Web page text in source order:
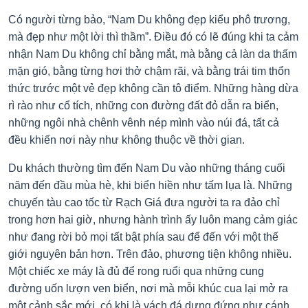
Có người từng bảo, “Nam Du không đẹp kiểu phô trương,
mà đẹp như một lời thì thầm”. Điều đó có lẽ đúng khi ta cảm
nhận Nam Du không chỉ bằng mắt, mà bằng cả làn da thấm
mặn gió, bằng từng hơi thở chậm rãi, và bằng trái tim thổn
thức trước một vẻ đẹp không cần tô điểm. Những hàng dừa
rì rào như cổ tích, những con đường đất đỏ dẫn ra biển,
những ngôi nhà chênh vênh nép mình vào núi đá, tất cả
đều khiến nơi này như không thuộc về thời gian.
Du khách thường tìm đến Nam Du vào những tháng cuối
năm đến đầu mùa hè, khi biển hiền như tấm lụa là. Những
chuyến tàu cao tốc từ Rạch Giá đưa người ta ra đảo chỉ
trong hơn hai giờ, nhưng hành trình ấy luôn mang cảm giác
như đang rời bỏ mọi tất bật phía sau để đến với một thế
giới nguyên bản hơn. Trên đảo, phương tiện không nhiều.
Một chiếc xe máy là đủ để rong ruổi qua những cung
đường uốn lượn ven biển, nơi mà mỗi khúc cua lại mở ra
một cảnh sắc mới, có khi là vách đá dựng đứng như cánh